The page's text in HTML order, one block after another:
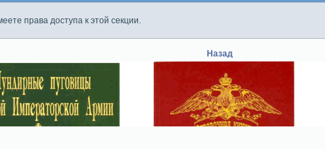
права доступа к этой секции.
Назад